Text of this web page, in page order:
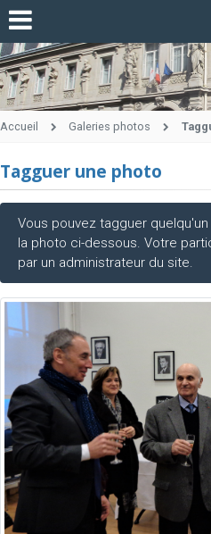
Accueil Galeries photos
Tagguer une photo
Vous pouvez tagguer
la photo ci-dessous. Votre
par un administrateur du site.